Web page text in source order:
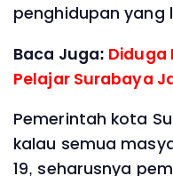
penghidupan yang
Baca Juga: Diduga
Pelajar Surabaya
Pemerintah kota
kalau semua
19, seharusnya